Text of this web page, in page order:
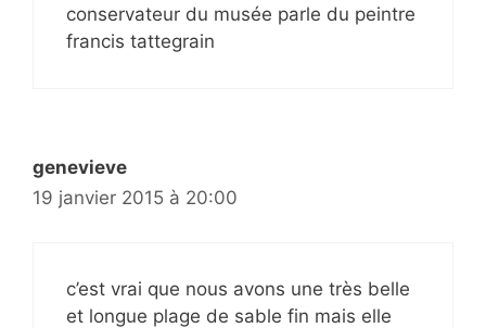
conservateur du musée parle du peintre
francis tattegrain
genevieve
19 janvier 2015 à 20:00
c’est vrai que nous avons une très belle
et longue plage de sable fin mais elle